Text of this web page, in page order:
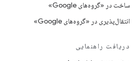
ساخت در «گروه‌های Google»
انتقال‌پذیری در «گروه‌های Google»
دریافت راهنمایی